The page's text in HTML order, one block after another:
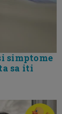
simptome
sa iti